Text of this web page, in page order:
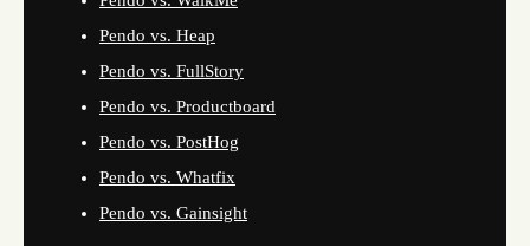
Pendo vs. Heap
Pendo vs. FullStory
Pendo vs. Productboard
Pendo vs. PostHog
Pendo vs. Whatfix
Pendo vs. Gainsight